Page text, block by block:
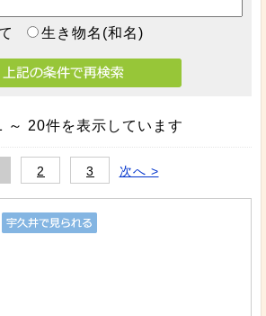
生き物名(和名)
～ 20件を表示しています
2 3 次へ >